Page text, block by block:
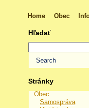
Home Obec
Hľadať
Stránky
Obec
Samospráva